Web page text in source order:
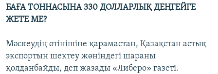
БАҒА ТОННАСЫНА 330 ДОЛЛАРЛЫҚ ДЕҢГЕЙГЕ
ЖЕТЕ МЕ?
Мәскеудің өтінішіне қарамастан, Қазақстан астық
экспортын шектеу жөніндегі шараны
қолданбайды, деп жазады «Либеро» газеті.